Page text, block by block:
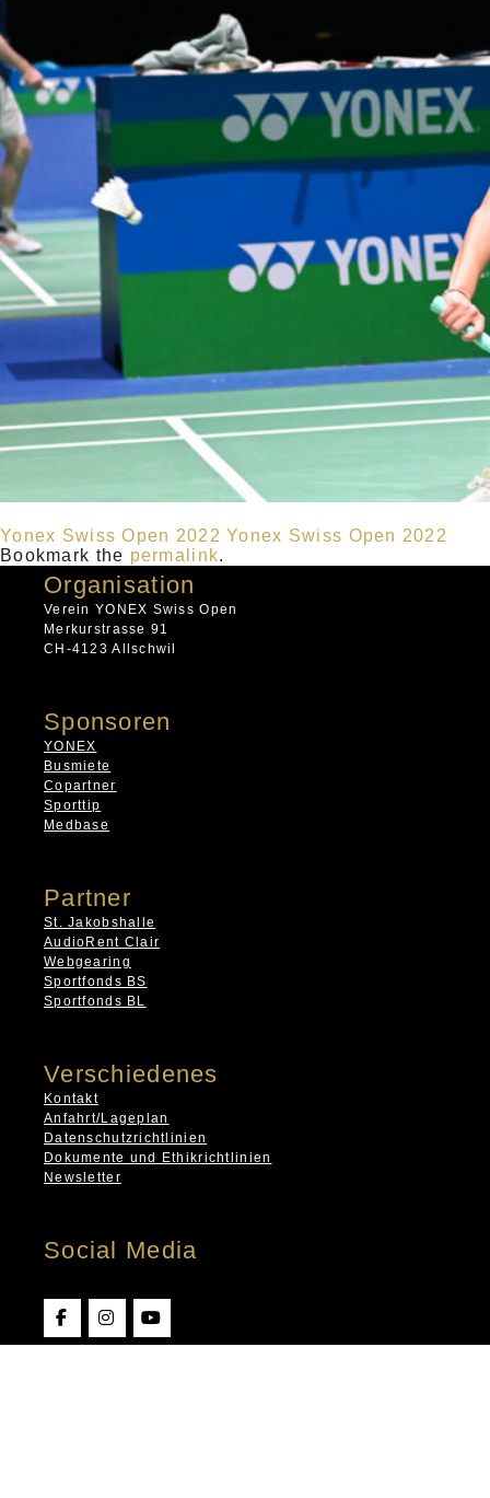
Yonex Swiss Open 2022 Yonex Swiss Open 2022
Bookmark the permalink.
Organisation
Verein YONEX Swiss Open
Merkurstrasse 91
CH-4123 Allschwil
Sponsoren
YONEX
Busmiete
Copartner
Sporttip
Medbase
Partner
St. Jakobshalle
AudioRent Clair
Webgearing
Sportfonds BS
Sportfonds BL
Verschiedenes
Kontakt
Anfahrt/Lageplan
Datenschutzrichtlinien
Dokumente und Ethikrichtlinien
Newsletter
Social Media